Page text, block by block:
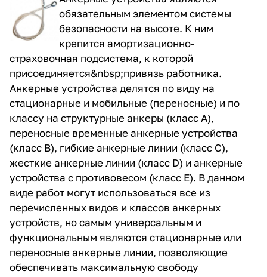
обязательным элементом системы
безопасности на высоте. К ним
крепится амортизационно-
страховочная подсистема, к которой
присоединяется&nbsp;привязь работника.
Анкерные устройства делятся по виду на
стационарные и мобильные (переносные) и по
классу на структурные анкеры (класс А),
переносные временные анкерные устройства
(класс B), гибкие анкерные линии (класс С),
жесткие анкерные линии (класс D) и анкерные
устройства с противовесом (класс E). В данном
виде работ могут использоваться все из
перечисленных видов и классов анкерных
устройств, но самым универсальным и
функциональным являются стационарные или
переносные анкерные линии, позволяющие
обеспечивать максимальную свободу